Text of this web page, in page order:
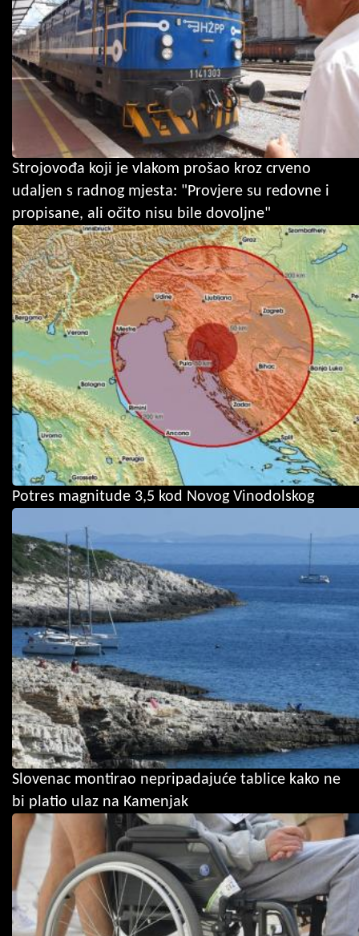
Strojovođa koji je vlakom prošao kroz crveno
udaljen s radnog mjesta: "Provjere su redovne i
propisane, ali očito nisu bile dovoljne"
Potres magnitude 3,5 kod Novog Vinodolskog
Slovenac montirao nepripadajuće tablice kako ne
bi platio ulaz na Kamenjak